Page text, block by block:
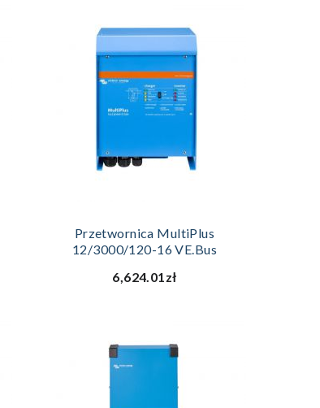
Przetwornica MultiPlus
12/3000/120-16 VE.Bus
6,624.01zł